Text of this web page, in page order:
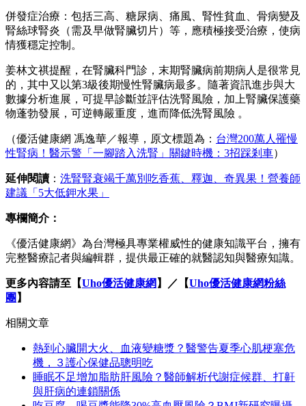
併發症治療：包括三高、糖尿病、痛風、腎性貧血、骨病變及
腎絲球腎炎（需及早做腎臟切片）等，應積極接受治療，使病
情獲穩定控制。
姜林文祺提醒，在腎臟科門診，末期腎臟病前期病人是很常見
的，其中又以第3級後期慢性腎臟病最多。隨著資訊進步與大
數據分析進展，可提早診斷並評估洗腎風險，加上腎臟保護藥
物蓬勃發展，可逆轉嚴重度，進而降低洗腎風險 。
（優活健康網 馮逸華／報導，原文標題為： 台灣200萬人罹慢
性腎病！醫示警「一腳踏入洗腎」關鍵時機：3招踩剎車）
延伸閱讀 ： 洗腎腎衰竭千萬別吃香蕉、釋迦、奇異果！營養師
建議「5大低鉀水果」
專欄簡介：
《優活健康網》為台灣極具專業權威性的健康知識平台，擁有
完整醫療記者與編輯群，提供最正確的就醫認知與醫療知識。
更多內容請至【Uho優活健康網 】／【Uho優活健康網粉絲
團 】
相關文章
熱到心臟開大火、血液變糖漿？醫警告夏季心肌梗塞危
機，３護心保健品聰明吃
睡眠不足增加脂肪肝風險？醫師解析代謝症候群、打鼾
與肝病的連鎖關係